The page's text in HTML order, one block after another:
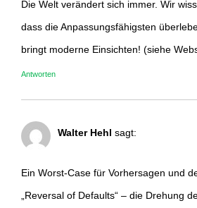
Die Welt verändert sich immer. Wir
dass die Anpassungsfähigsten
bringt moderne Einsichten! (siehe
Antworten
Walter Hehl sagt:
Ein Worst-Case für Vorhersagen und
„Reversal of Defaults“ – die Drehung